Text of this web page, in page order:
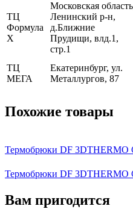
ТЦ
Формула
Х
Московская
Ленинский р-н,
д.Ближние
Прудищи, влд.1,
стр.1
ТЦ
МЕГА
Екатеринбург, ул.
Металлургов, 87
Похожие товары
Термобрюки DF 3DTHERMO
Термобрюки DF 3DTHERMO
Вам пригодится